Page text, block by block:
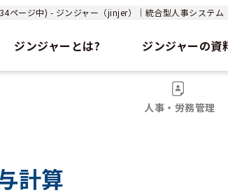
ページ中) - ジンジャー（jinjer）｜統合型人事システム
ジンジャーとは? ジンジャーの資
人事・労務管理
計算